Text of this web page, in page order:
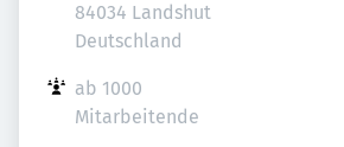
84034 Landshut
Deutschland
ab 1000
Mitarbeitende